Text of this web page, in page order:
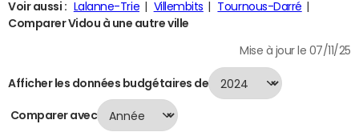
Voir aussi : Lalanne-Trie Villembits
Tournous-Darré
Comparer Vidou à une autre ville
Mise à jour le 07/11/25
Afficher les données budgétaires de
Comparer avec